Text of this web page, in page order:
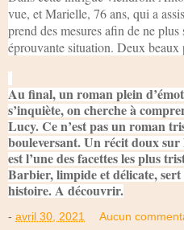
vue, et Marielle, 76 ans, qui a
prend des mesures afin de ne plus
éprouvante situation. Deux beaux
Au final, un roman plein
s’inquiète, on cherche à
Lucy. Ce n’est pas un roman
bouleversant. Un récit doux sur
est l’une des facettes les plus
Barbier, limpide et délicate,
histoire. A découvrir.
- avril 30, 2021 Aucun